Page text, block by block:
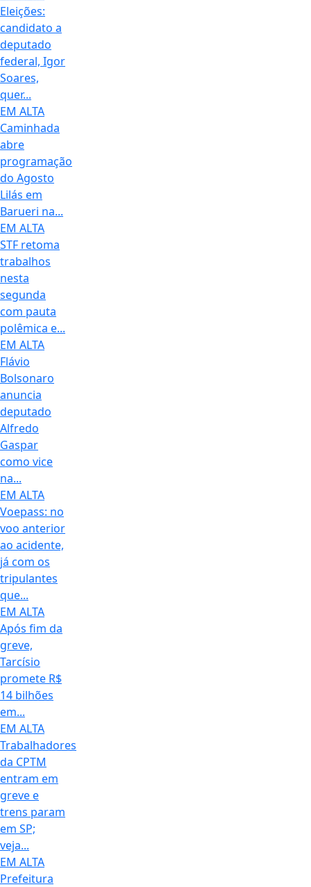
Eleições:
candidato a
deputado
federal, Igor
Soares,
quer...
EM ALTA
Caminhada
abre
programação
do Agosto
Lilás em
Barueri na...
EM ALTA
STF retoma
trabalhos
nesta
segunda
com pauta
polêmica e...
EM ALTA
Flávio
Bolsonaro
anuncia
deputado
Alfredo
Gaspar
como vice
na...
EM ALTA
Voepass: no
voo anterior
ao acidente,
já com os
tripulantes
que...
EM ALTA
Após fim da
greve,
Tarcísio
promete R$
14 bilhões
em...
EM ALTA
Trabalhadores
da CPTM
entram em
greve e
trens param
em SP;
veja...
EM ALTA
Prefeitura